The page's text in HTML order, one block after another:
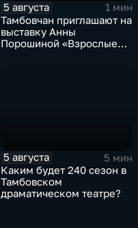
5 августа
1 мин
Тамбовчан приглашают на
выставку Анны
Порошиной «Взрослые
5 августа
5 мин
Каким будет 240 сезон в
Тамбовском
драматическом театре?